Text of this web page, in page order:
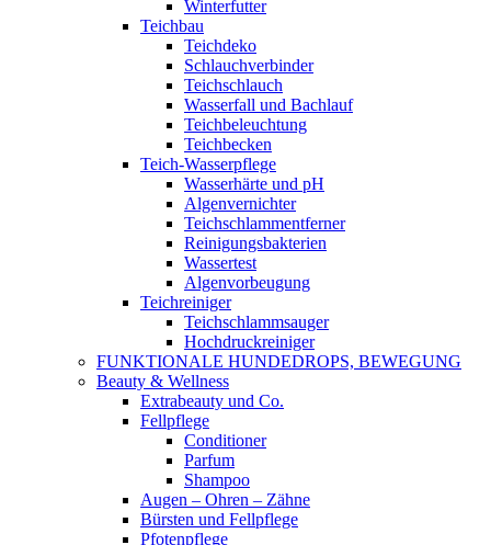
Winterfutter
Teichbau
Teichdeko
Schlauchverbinder
Teichschlauch
Wasserfall und Bachlauf
Teichbeleuchtung
Teichbecken
Teich-Wasserpflege
Wasserhärte und pH
Algenvernichter
Teichschlammentferner
Reinigungsbakterien
Wassertest
Algenvorbeugung
Teichreiniger
Teichschlammsauger
Hochdruckreiniger
FUNKTIONALE HUNDEDROPS, BEWEGUNG
Beauty & Wellness
Extrabeauty und Co.
Fellpflege
Conditioner
Parfum
Shampoo
Augen – Ohren – Zähne
Bürsten und Fellpflege
Pfotenpflege